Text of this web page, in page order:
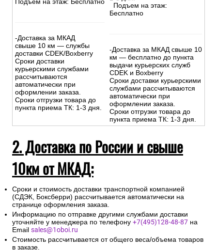
Подъем на этаж: Бесплатно
-Доставка за МКАД
свыше 10 км — службы
доставки CDEK/Boxberry
Сроки доставки
курьерскими службами
рассчитываются
автоматически при
оформлении заказа.
Сроки отгрузки товара до
пункта приема ТК: 1-3 дня.
Подъем на этаж:
Бесплатно
-Доставка за МКАД свыше 10
км — бесплатно до пункта
выдачи курьерских служб
CDEK и Boxberry
Сроки доставки курьерскими
службами рассчитываются
автоматически при
оформлении заказа.
Сроки отгрузки товара до
пункта приема ТК: 1-3 дня.
2. Доставка по России и свыше
10км от МКАД:
Сроки и стоимость доставки транспортной компанией
(СДЭК, Боксберри) рассчитывается автоматически на
странице оформления заказа.
Информацию по отправке другими службами доставки
уточняйте у менеджера по телефону +7(495)128-48-87 на
Email sales@1oboi.ru
Стоимость рассчитывается от общего веса/объема товаров
в заказе.